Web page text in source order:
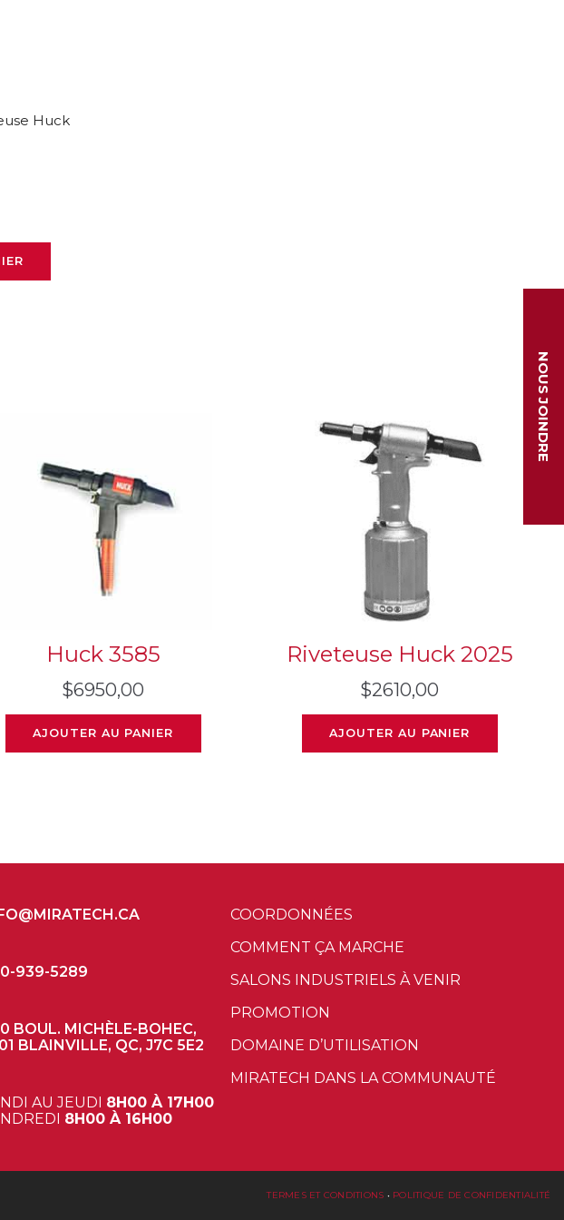
Huck
Huck 3585
$6950,00
AJOUTER AU PANIER
Riveteuse Huck 2025
$2610,00
AJOUTER AU PANIER
939-5289
BOUL. MICHÈLE-BOHEC,
BLAINVILLE, QC, J7C 5E2
AU JEUDI 8H00 À 17H00
8H00 À 16H00
COORDONNÉES
COMMENT ÇA MARCHE
SALONS INDUSTRIELS À VENIR
PROMOTION
DOMAINE D’UTILISATION
MIRATECH DANS LA COMMUNAUTÉ
TERMES ET CONDITIONS • POLITIQUE DE CONFIDENTIALITÉ
NOUS JOINDRE